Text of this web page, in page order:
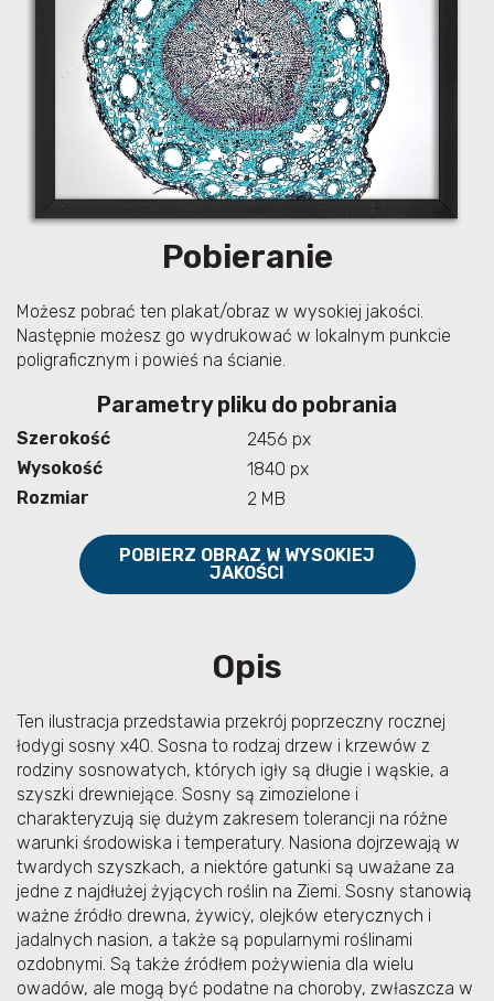
Pobieranie
Możesz pobrać ten plakat/obraz w wysokiej jakości.
Następnie możesz go wydrukować w lokalnym punkcie
poligraficznym i powieś na ścianie.
Parametry pliku do pobrania
Szerokość
2456 px
Wysokość
1840 px
Rozmiar
2 MB
POBIERZ OBRAZ W WYSOKIEJ
JAKOŚCI
Opis
Ten ilustracja przedstawia przekrój poprzeczny rocznej
łodygi sosny x40. Sosna to rodzaj drzew i krzewów z
rodziny sosnowatych, których igły są długie i wąskie, a
szyszki drewniejące. Sosny są zimozielone i
charakteryzują się dużym zakresem tolerancji na różne
warunki środowiska i temperatury. Nasiona dojrzewają w
twardych szyszkach, a niektóre gatunki są uważane za
jedne z najdłużej żyjących roślin na Ziemi. Sosny stanowią
ważne źródło drewna, żywicy, olejków eterycznych i
jadalnych nasion, a także są popularnymi roślinami
ozdobnymi. Są także źródłem pożywienia dla wielu
owadów, ale mogą być podatne na choroby, zwłaszcza w